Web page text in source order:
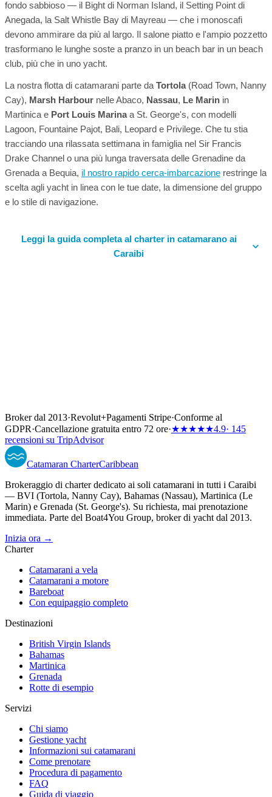
fondo sabbioso — il Bight di Norman Island, il Setting Point di
Anegada, la Salt Whistle Bay di Mayreau — che i monoscafi
devono ammirare da più al largo. Il salone piatto e l'ampio pozzetto
trasformano le lunghe soste a pranzo in un beach bar in un beach
club, più che in uno yacht.
La nostra flotta di catamarani parte daTortola(Road Town, Nanny
Cay), Marsh Harbour nelle Abaco, Nassau, Le Marin in
Martinica e Port Louis Marinaa St. George's, con modelli
Lagoon, Fountaine Pajot, Bali, Leopard e Privilege. Che tu stia
tracciando una rilassata settimana in famiglia nel Sir Francis
Drake Channel o una più lunga traversata delle Grenadine da
Grenada a Bequia, il nostro rapido cerca-imbarcazione restringe la
scelta agli yacht in linea con le tue date, la dimensione del gruppo
e lo stile di navigazione.
Leggi la guida completa al charter in catamarano ai
Caraibi
Broker dal 2013·Revolut+Pagamenti Stripe·Conforme al
GDPR·Cancellazione gratuita entro 72 ore·★★★★★4.9· 145
recensioni su TripAdvisor
Catamaran CharterCaribbean
Brokeraggio di charter dedicato ai soli catamarani in tutti i Caraibi
— BVI (Tortola, Nanny Cay), Bahamas (Nassau), Martinica (Le
Marin) e Grenada (St. George's). Su richiesta, mai prenotazione
immediata. Parte del Boat4You Group, broker di yacht dal 2013.
Inizia ora →
Charter
Catamarani a vela
Catamarani a motore
Bareboat
Con equipaggio completo
Destinazioni
British Virgin Islands
Bahamas
Martinica
Grenada
Rotte di esempio
Servizi
Chi siamo
Gestione yacht
Informazioni sui catamarani
Come prenotare
Procedura di pagamento
FAQ
Guida di viaggio